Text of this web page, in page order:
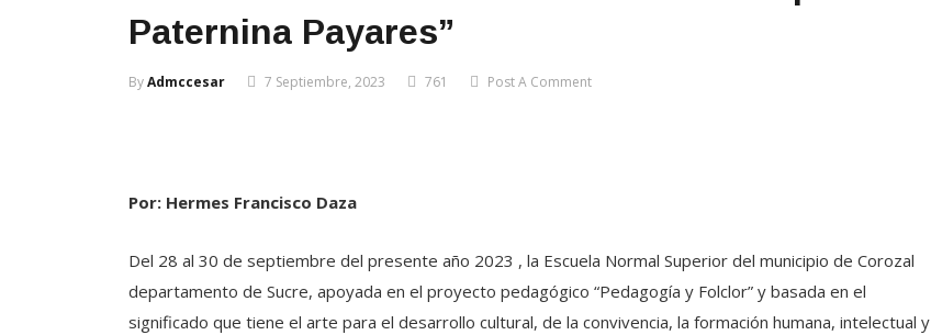
Paternina Payares”
ByAdmccesar 7 Septiembre, 2023 761 Post A Comment
Por: Hermes Francisco Daza
Del 28 al 30 de septiembre del presente año 2023 , la Escuela Normal Superior del municipio de Corozal
departamento de Sucre, apoyada en el proyecto pedagógico “Pedagogía y Folclor” y basada en el
significado que tiene el arte para el desarrollo cultural, de la convivencia, la formación humana, intelectual y